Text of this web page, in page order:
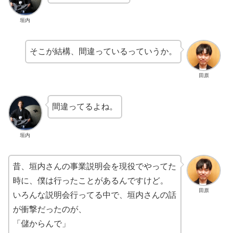
垣内
田原
そこが結構、間違っているっていうか。
垣内
間違ってるよね。
田原
昔、垣内さんの事業説明会を現役でやってた
時に、僕は行ったことがあるんですけど。
いろんな説明会行ってる中で、垣内さんの話
が衝撃だったのが、
「儲からんで」